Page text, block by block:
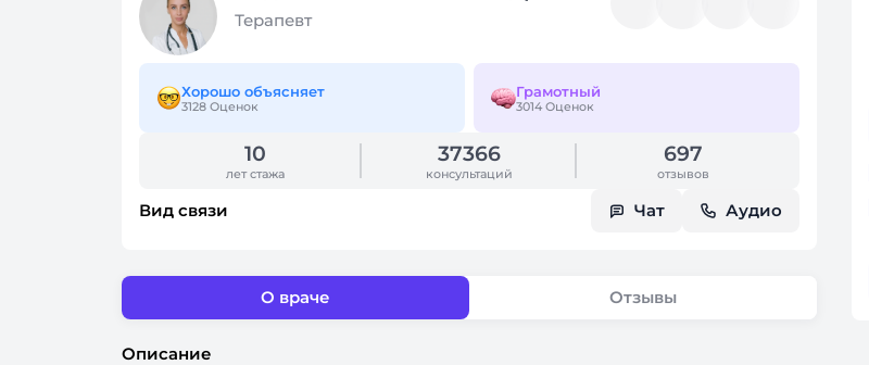
Терапевт
Хорошо объясняет
3128 Оценок
Грамотный
3014 Оценок
10
лет стажа
37366
консультаций
697
отзывов
Вид связи Чат Аудио
О враче Отзывы
Описание